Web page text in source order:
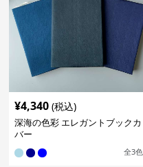
¥4,340 (税込)
深海の色彩 エレガントブックカ
バー
全3色